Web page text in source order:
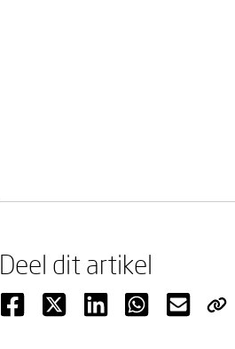
Deel dit artikel